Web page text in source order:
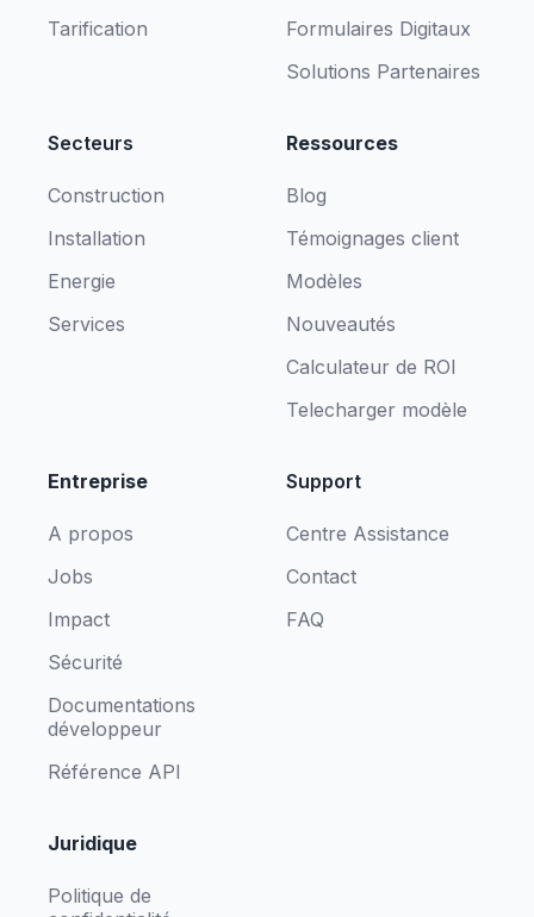
Tarification
Formulaires Digitaux
Solutions Partenaires
Secteurs
Construction
Installation
Energie
Services
Ressources
Blog
Témoignages client
Modèles
Nouveautés
Calculateur de ROI
Telecharger modèle
Entreprise
A propos
Jobs
Impact
Sécurité
Documentations
développeur
Référence API
Support
Centre Assistance
Contact
FAQ
Juridique
Politique de